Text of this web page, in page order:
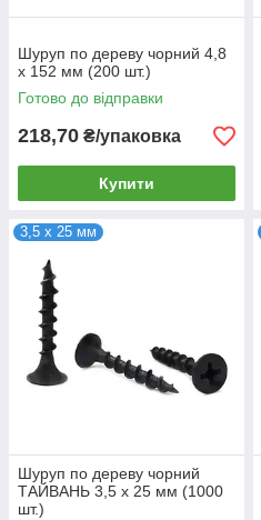
Шуруп по дереву чорний 4,8
х 152 мм (200 шт.)
Готово до відправки
218,70 ₴/упаковка
Купити
3,5 х 25 мм
Шуруп по дереву чорний
ТАЙВАНЬ 3,5 х 25 мм (1000
шт.)